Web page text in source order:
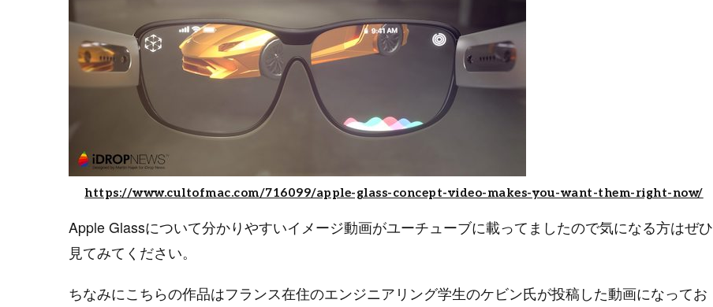
https://www.cultofmac.com/716099/apple-glass-concept-video-makes-you-want-them-right-now/
Apple Glassについて分かりやすいイメージ動画がユーチューブに載ってましたので気になる方はぜひ
見てみてください。
ちなみにこちらの作品はフランス在住のエンジニアリング学生のケビン氏が投稿した動画になってお